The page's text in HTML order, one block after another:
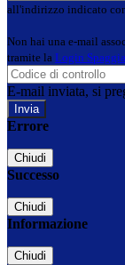
all'indirizzo indicato
Non hai una e-mail
tramite la Login
E-mail inviata, si
Errore
Chiudi
Successo
Chiudi
Informazione
Chiudi